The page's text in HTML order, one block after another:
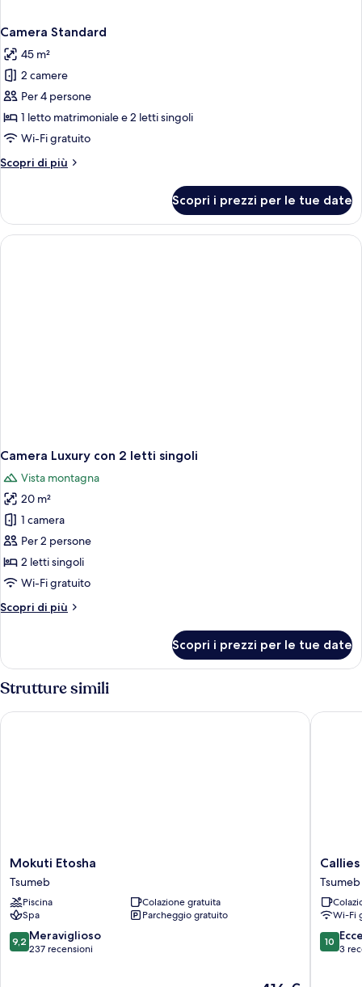
Camera Standard
45 m²
2 camere
Per 4 persone
1 letto matrimoniale e 2 letti singoli
Wi-Fi gratuito
Scopri di più
Altri
Standard
Scopri i prezzi per le tue date
Camera Luxury con 2 letti singoli
Vista montagna
20 m²
1 camera
Per 2 persone
2 letti singoli
Wi-Fi gratuito
Scopri di più
Altri
Luxury
con
2
letti
singoli
Scopri i prezzi per le tue date
Strutture simili
Mokuti
Etosha
Tsumeb
Mokuti Etosha
Tsumeb
Piscina
Colazione gratuita
Spa
Parcheggio gratuito
9.2
su
9,2 Meraviglioso
237 recensioni
Mokuti Etosha
Callies
Game
Lodge
Safaris
Tsumeb
Tsumeb
Wi-Fi
10.0
su
10
3
Callies